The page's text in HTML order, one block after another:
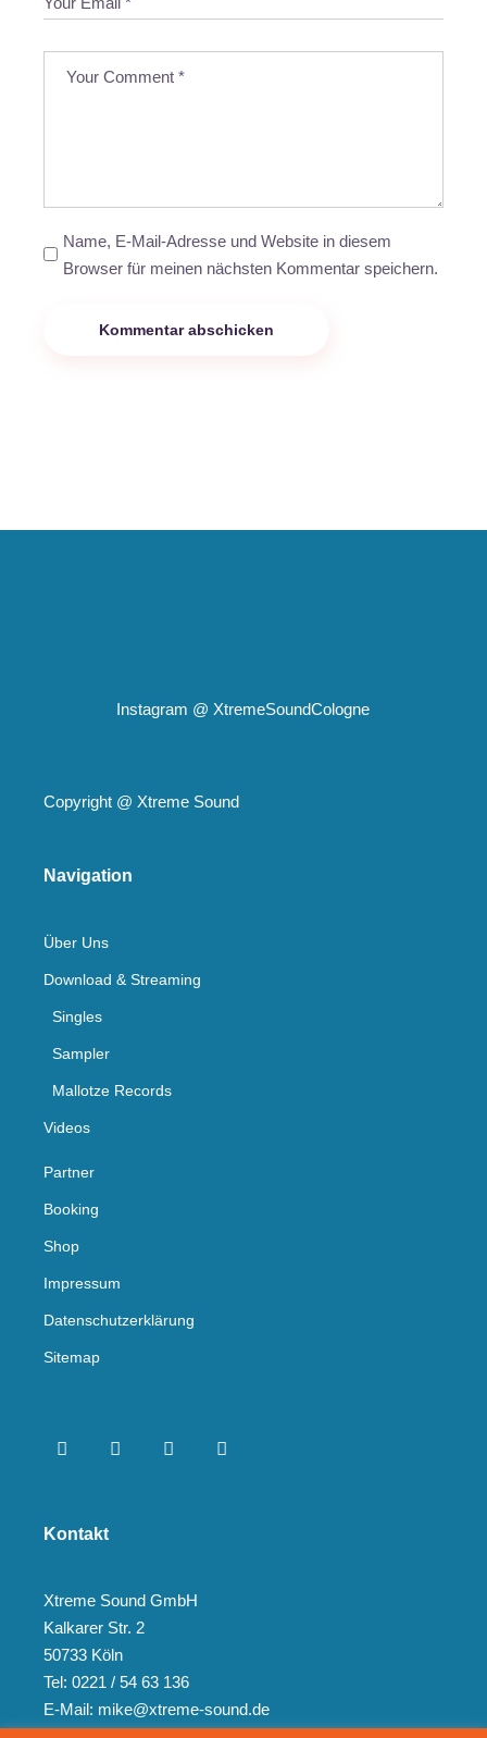
Name, E-Mail-Adresse und Website in diesem
Browser für meinen nächsten Kommentar speichern.
Kommentar abschicken
Instagram @ XtremeSoundCologne
Copyright @ Xtreme Sound
Navigation
Über Uns
Download & Streaming
Singles
Sampler
Mallotze Records
Videos
Partner
Booking
Shop
Impressum
Datenschutzerklärung
Sitemap
Kontakt
Xtreme Sound GmbH
Kalkarer Str. 2
50733 Köln
Tel: 0221 / 54 63 136
E-Mail: mike@xtreme-sound.de